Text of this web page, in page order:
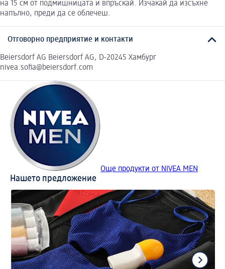
на 15 см от подмишницата и впръскай. Изчакай да изсъхне
напълно, преди да се облечеш.
Отговорно предприятие и контакти
Beiersdorf AG Beiersdorf AG, D-20245 Хамбург
nivea.sofia@beiersdorf.com
Още продукти от NIVEA MEN
Нашето предложение